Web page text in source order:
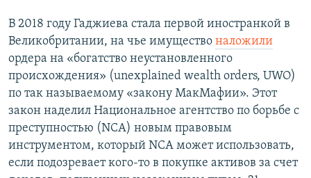
В 2018 году Гаджиева стала первой иностранкой в
Великобритании, на чье имущество наложили
ордера на «богатство неустановленного
происхождения» (unexplained wealth orders, UWO)
по так называемому «закону МакМафии». Этот
закон наделил Национальное агентство по борьбе с
преступностью (NCA) новым правовым
инструментом, который NCA может использовать,
если подозревает кого-то в покупке активов за счет